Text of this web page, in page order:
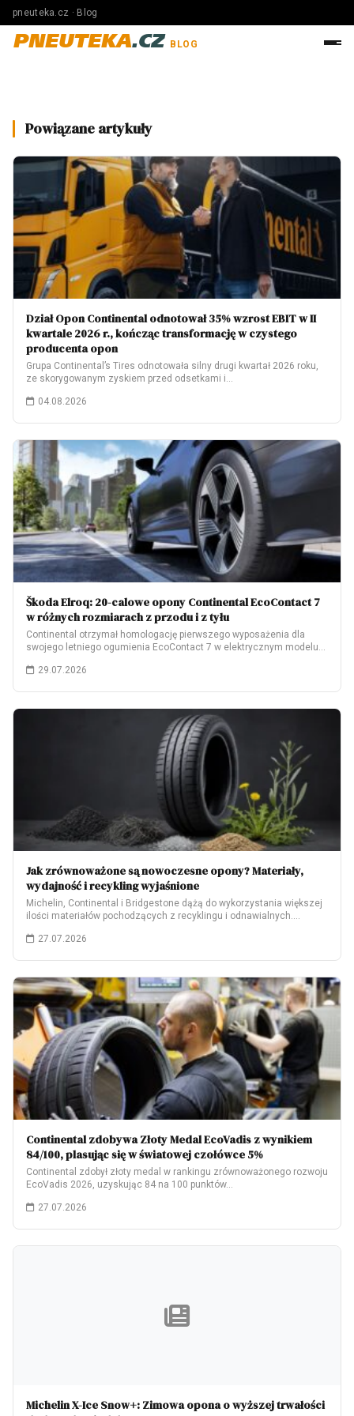
pneuteka.cz · Blog
PNEUTEKA.CZ BLOG
Powiązane artykuły
Dział Opon Continental odnotował 35% wzrost EBIT w II
kwartale 2026 r., kończąc transformację w czystego
producenta opon
Grupa Continental’s Tires odnotowała silny drugi kwartał 2026 roku,
ze skorygowanym zyskiem przed odsetkami i…
04.08.2026
Škoda Elroq: 20-calowe opony Continental EcoContact 7
w różnych rozmiarach z przodu i z tyłu
Continental otrzymał homologację pierwszego wyposażenia dla
swojego letniego ogumienia EcoContact 7 w elektrycznym modelu
29.07.2026
Jak zrównoważone są nowoczesne opony? Materiały,
wydajność i recykling wyjaśnione
Michelin, Continental i Bridgestone dążą do wykorzystania większej
ilości materiałów pochodzących z recyklingu i odnawialnych.…
27.07.2026
Continental zdobywa Złoty Medal EcoVadis z wynikiem
84/100, plasując się w światowej czołówce 5%
Continental zdobył złoty medal w rankingu zrównoważonego rozwoju
EcoVadis 2026, uzyskując 84 na 100 punktów…
27.07.2026
Michelin X-Ice Snow+: Zimowa opona o wyższej trwałości